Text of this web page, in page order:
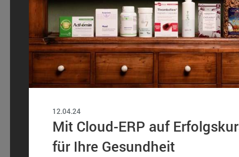
12.04.24
Mit Cloud-ERP auf
für Ihre Gesundheit